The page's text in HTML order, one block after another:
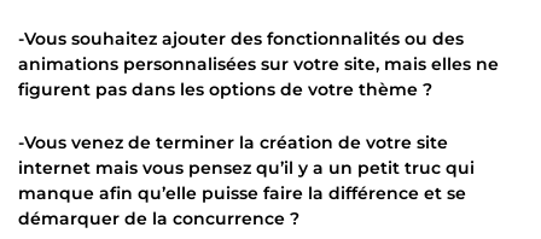
-Vous souhaitez ajouter des fonctionnalités ou des
animations personnalisées sur votre site, mais elles ne
figurent pas dans les options de votre thème ?
-Vous venez de terminer la création de votre site
internet mais vous pensez qu’il y a un petit truc qui
manque afin qu’elle puisse faire la différence et se
démarquer de la concurrence ?